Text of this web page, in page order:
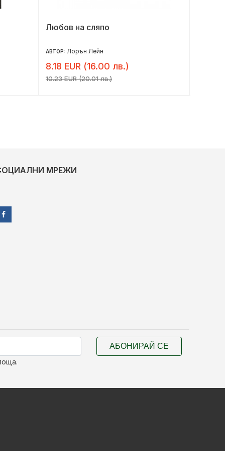
Любов на сляпо
АВТОР: Лорън Лейн
8.18 EUR (16.00 лв.)
10.23 EUR (20.01 лв.)
МРЕЖИ
АБОНИРАЙ СЕ